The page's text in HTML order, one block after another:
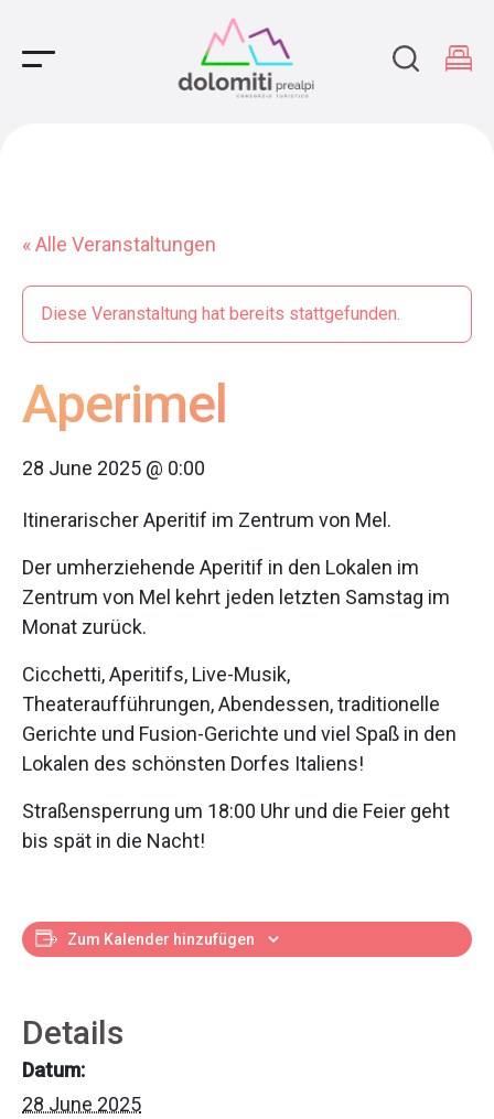
Main Navigation
« Alle Veranstaltungen
Diese Veranstaltung hat bereits stattgefunden.
Aperimel
28 June 2025 @ 0:00
Itinerarischer Aperitif im Zentrum von Mel.
Der umherziehende Aperitif in den Lokalen im
Zentrum von Mel kehrt jeden letzten Samstag im
Monat zurück.
Cicchetti, Aperitifs, Live-Musik,
Theateraufführungen, Abendessen, traditionelle
Gerichte und Fusion-Gerichte und viel Spaß in den
Lokalen des schönsten Dorfes Italiens!
Straßensperrung um 18:00 Uhr und die Feier geht
bis spät in die Nacht!
Zum Kalender hinzufügen
Details
Datum:
28 June 2025